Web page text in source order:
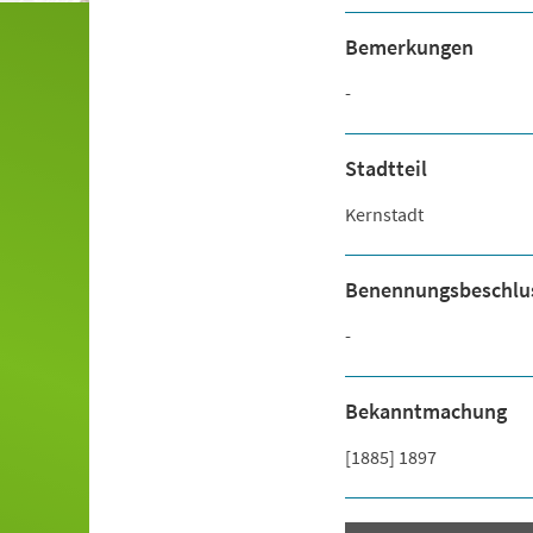
Bemerkungen
-
Stadtteil
Kernstadt
-
Bekanntmachung
[1885] 1897